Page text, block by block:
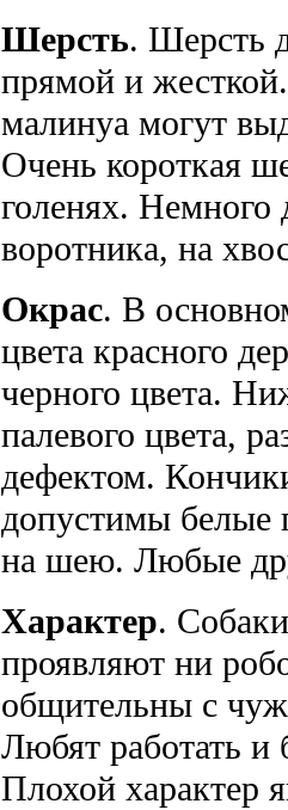
Шерсть. Шерсть
прямой и
малинуа могут
Очень короткая
голенях. Немного
воротника, на
Окрас. В
цвета красного
черного цвета.
палевого цвета,
дефектом.
допустимы белые
на шею. Любые
Характер.
проявляют ни
общительны с
Любят работать и
Плохой характер